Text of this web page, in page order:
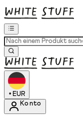
• EUR
Konto